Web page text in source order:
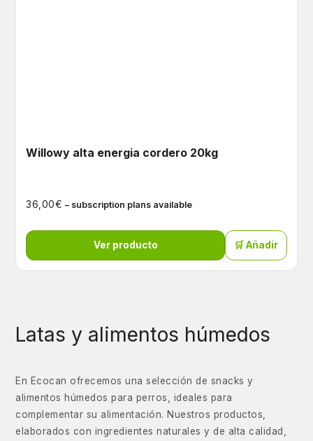
Willowy alta energia cordero 20kg
36,00€ – subscription plans available
Ver producto 🛒 Añadir
Latas y alimentos húmedos
En Ecocan ofrecemos una selección de snacks y
alimentos húmedos para perros, ideales para
complementar su alimentación. Nuestros productos,
elaborados con ingredientes naturales y de alta calidad,